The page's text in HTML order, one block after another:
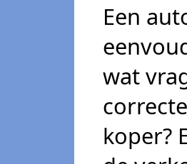
Een
wat
koper?